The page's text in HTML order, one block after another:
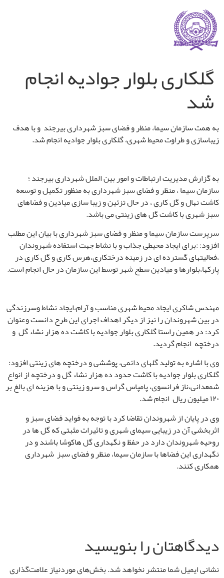
گلکاری بلوار جوادیه انجام
شد
به همت سازمان سیما، منظر و فضای سبز شهرداری بیرجند و با هدف
زیباسازی و طراوت محیط شهری، گلکاری بلوار جوادیه انجام شد.
به گزارش مدیریت ارتباطات و امور بین الملل شهرداری بیرجند ؛
سازمان سیما ، منظر و فضای سبز شهرداری به منظور تکمیل و توسعه
کاشت نهال و گل کاری ، در حال تزئین و زیبا سازی میادین و فضاهای
سبز شهری با کاشت گل های زینتی می باشد.
سرپرست سازمان سیما و منظر و فضای سبز شهرداری با بیان این مطلب
افزود: :برای ایجاد محیطی جذاب و با نشاط جهت استفاده شهروندان
،فعالیتهای گسترده ای در زمینه درختکاری،هرس کاری و گل کاری در
پارکها،بلوارها و میادین سطح شهر توسط این سازمان در حال انجام است.
مهندس شاکری ایجاد محیط شهری مناسب و آرام،ایجاد نشاط وسرزندگی
در بین شهروندان را نیز از دیگر اهداف اجرای این طرح دانست وعنوان
کرد: در همین راستا گلکاری بلوار جوادیه با کاشت ده هزار نشاء گل و
درختچه انجام گردید.
وی با اشاره بهتولیدگلهای دائمی، پوششی و درختچه های زینتی افزود:
گلکاری بلوار جوادیه با کاشت حدود ده هزار نشاء گل و درختچه از انواع
شمعدانی،ناز فرانسوی، پامپاس گراس و سرو زینتی و با هزینه ای بالغ بر
۱۲۰ میلیون ریال انجام شد.
ویدر پایاناز شهروندان تقاضا کرد با توجه به فواید فضای سبز و
اثربخشی آن در زیبایی سیمای شهری و تاثیرات مثبتی که گل ها در
روحیه شهروندان دارد در حفظ و نگهداری گل هاکوشا باشند و در
نگهداری این فضاها با سازمان سیما، منظر و فضای سبز شهرداری
همکاری کنند.
دیدگاهتان را بنویسید
نشانی ایمیل شما منتشر نخواهد شد.بخش‌های موردنیاز علامت‌گذاری